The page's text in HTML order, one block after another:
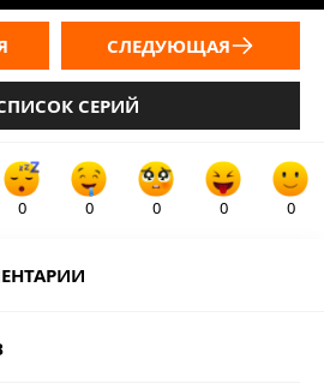
СЕРИЙ
СЛЕДУЮЩАЯ
0 0 0 0 0